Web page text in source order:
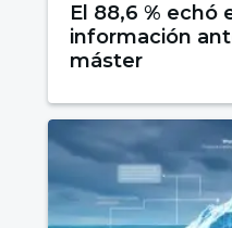
El 88,6 % echó
información
máster